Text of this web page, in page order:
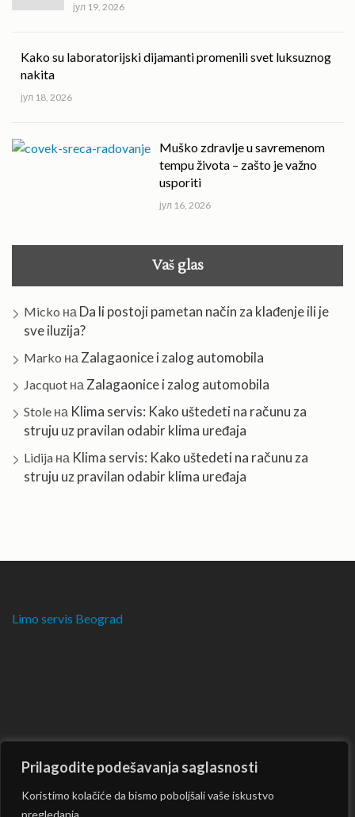
Prilagodite podešavanja saglasnosti
Koristimo kolačiće da bismo poboljšali vaše iskustvo
pregledanja,
јул 19, 2026
Kako su laboratorijski dijamanti promenili svet luksuznog
nakita
јул 18, 2026
Muško zdravlje u savremenom
tempu života – zašto je važno
usporiti
јул 16, 2026
Vaš glas
Micko на Da li postoji pametan način za klađenje ili je
sve iluzija?
Marko на Zalagaonice i zalog automobila
Jacquot на Zalagaonice i zalog automobila
Stole на Klima servis: Kako uštedeti na računu za
struju uz pravilan odabir klima uređaja
Lidija на Klima servis: Kako uštedeti na računu za
struju uz pravilan odabir klima uređaja
Limo servis Beograd